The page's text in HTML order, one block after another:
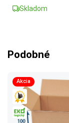
Skladom
Podobné
Akcia